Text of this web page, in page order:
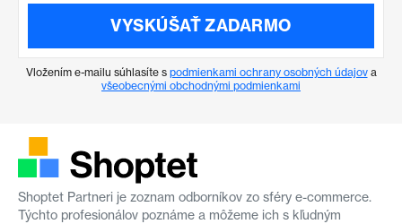
VYSKÚŠAŤ ZADARMO
Vložením e-mailu súhlasíte s podmienkami ochrany osobných údajova
všeobecnými obchodnými podmienkami
Shoptet Partneri je zoznam odborníkov zo sféry e-commerce.
Týchto profesionálov poznáme a môžeme ich s kľudným